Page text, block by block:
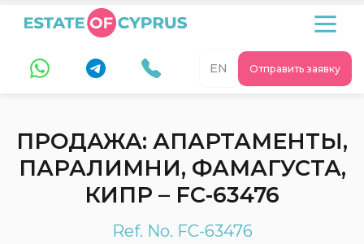
Отправить заявку
EN
ПРОДАЖА: АПАРТАМЕНТЫ,
ПАРАЛИМНИ, ФАМАГУСТА,
КИПР – FC-63476
Ref. No. FC-63476